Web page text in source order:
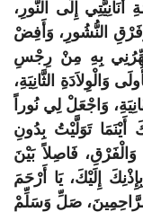
إِلَى الْنُّورِ،
النُّشُورِ، وَأَفِضْ
بِهِ مِنْ رِجْسِ
وَالْوِلاَدَةِ الثَّانِيَةِ،
وَاجْعَلْ لِي نُوراً
تَوَلَّيْتُ بِدُونِ
وَالْفَرْقِ، فَاصِلاً بَيْنَ
إِلَيْكَ، يَا أَرْحَمَ
صَلِّ وَسَلِّمْ